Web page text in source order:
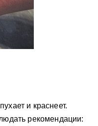
и краснеет.
рекомендации: